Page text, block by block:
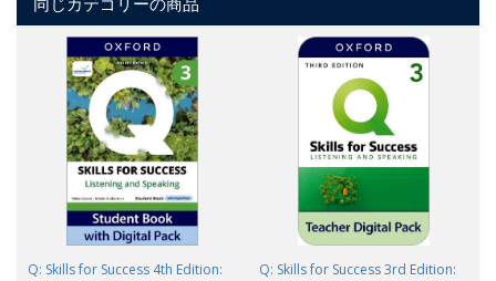
Q: Skills for Success 4th Edition:
Q: Skills for Success 3rd Edition: